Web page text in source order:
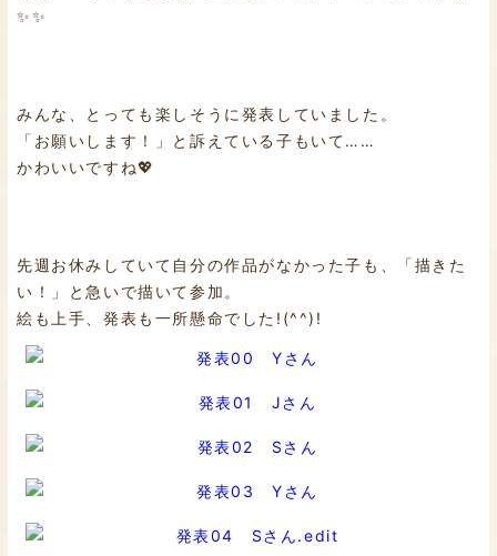
✨✨
みんな、とっても楽しそうに発表していました。
「お願いします！」と訴えている子もいて……
かわいいですね💖
先週お休みしていて自分の作品がなかった子も、「描きた
い！」と急いで描いて参加。
絵も上手、発表も一所懸命でした!(^^)!